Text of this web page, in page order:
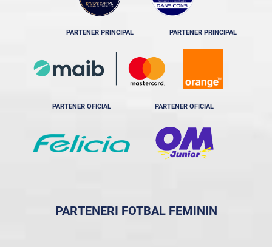
PARTENER PRINCIPAL PARTENER PRINCIPAL
PARTENER OFICIAL PARTENER OFICIAL
PARTENERI FOTBAL FEMININ